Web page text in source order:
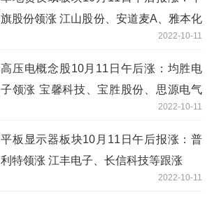
旗股份领涨 江山股份、安道麦A、雅本化
2022-10-11
高压电概念股10月11日午后涨：均胜电
子领涨 宝馨科技、宝胜股份、思源电气
2022-10-11
平板显示器板块10月11日午后报涨：普
利特领涨 江丰电子、长信科技等跟涨
2022-10-11